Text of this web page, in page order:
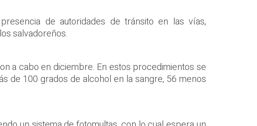
de autoridades de tránsito en las vías,
salvadoreños.
a cabo en diciembre. En estos procedimientos se
de 100 grados de alcohol en la sangre, 56 menos